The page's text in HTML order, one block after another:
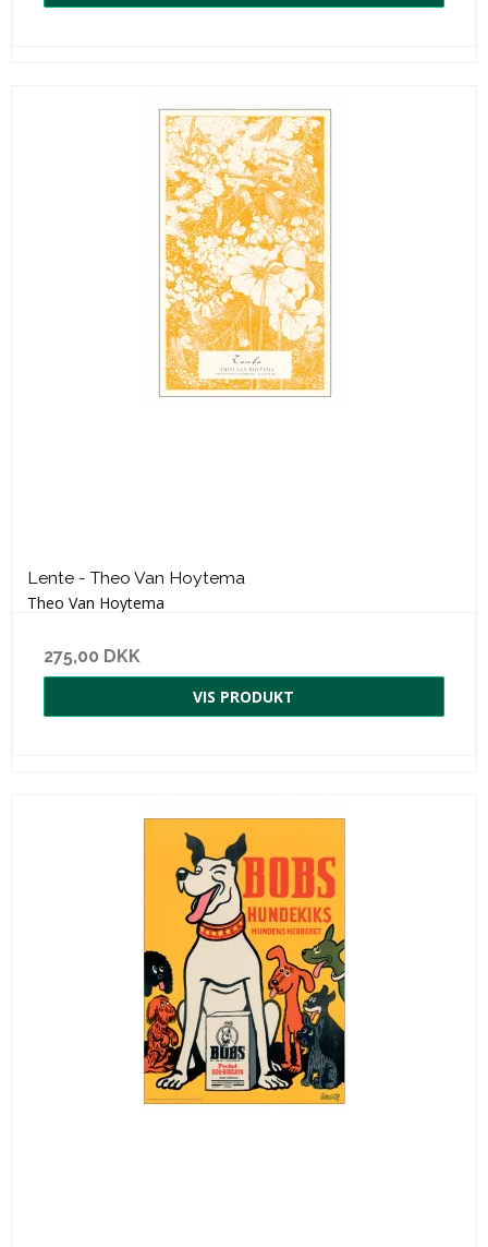
Lente - Theo Van Hoytema
Theo Van Hoytema
275,00 DKK
VIS PRODUKT